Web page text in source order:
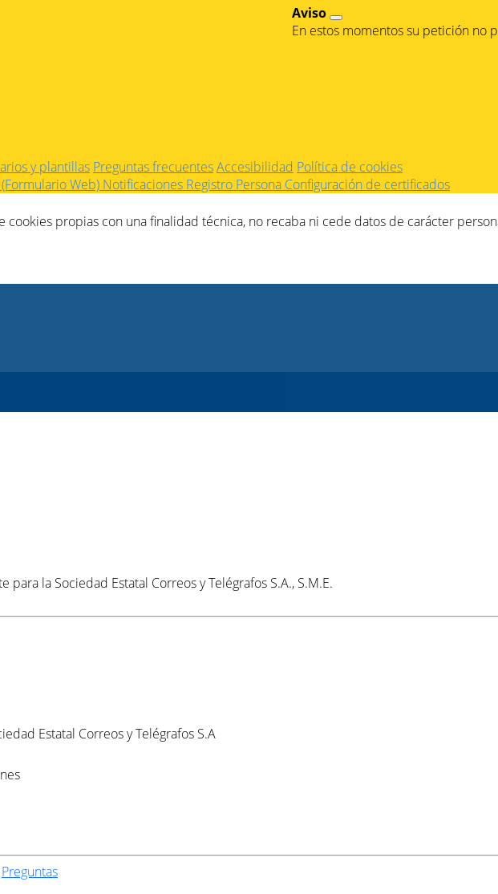
Aviso
En estos momentos su petición no
y plantillas Preguntas frecuentesAccesibilidad Política de cookies
Web) Notificaciones Registro Persona Configuración de certificados
propias con una finalidad técnica, no recaba ni cede datos de carácter
la Sociedad Estatal Correos y Telégrafos S.A., S.M.E.
Estatal Correos y Telégrafos S.A
Preguntas